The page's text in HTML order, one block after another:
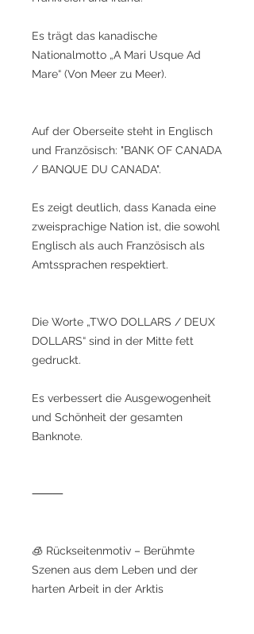
Es trägt das kanadische
Nationalmotto „A Mari Usque Ad
Mare“ (Von Meer zu Meer).
Auf der Oberseite steht in Englisch
und Französisch: "BANK OF CANADA
/ BANQUE DU CANADA".
Es zeigt deutlich, dass Kanada eine
zweisprachige Nation ist, die sowohl
Englisch als auch Französisch als
Amtssprachen respektiert.
Die Worte „TWO DOLLARS / DEUX
DOLLARS“ sind in der Mitte fett
gedruckt.
Es verbessert die Ausgewogenheit
und Schönheit der gesamten
Banknote.
⸻
🧊 Rückseitenmotiv – Berühmte
Szenen aus dem Leben und der
harten Arbeit in der Arktis